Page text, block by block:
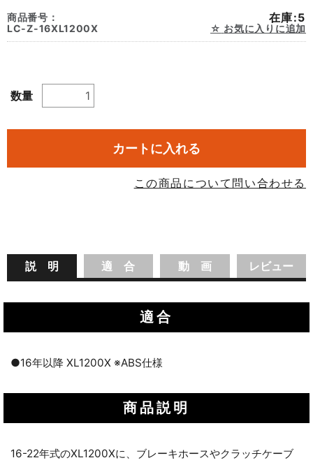
商品番号：
LC-Z-16XL1200X
在庫:5
お気に入りに追加
数量
カートに入れる
この商品について問い合わせる
説 明 適 合 動 画 レビュー
適合
●16年以降 XL1200X ※ABS仕様
商品説明
16-22年式のXL1200Xに、ブレーキホースやクラッチケーブ